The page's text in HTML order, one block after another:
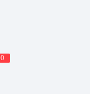
0